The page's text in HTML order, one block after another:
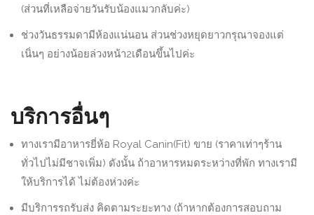
(ส่วนที่เหลือจ่ายวันรับน้องแมวกลับค่ะ)
ช่วงวันธรรมดามีห้องแน่นอน ส่วนช่วงหยุดยาวกรุณาจองแต่
เนิ่นๆ อย่างน้อยล่วงหน้า2เดือนขึ้นไปค่ะ
บริการอื่นๆ
ทางเรามีอาหารยี่ห้อ Royal Canin(Fit) ขาย (ราคาเท่าๆร้าน
ทั่วไปไม่มีชาจเพิ่ม) ดังนั้น ถ้าอาหารหมดระหว่างที่พัก ทางเรามี
ให้บริการได้ ไม่ต้องห่วงค่ะ
มีบริการรถรับส่ง คิดตามระยะทาง (ถ้าหากต้องการสอบถาม